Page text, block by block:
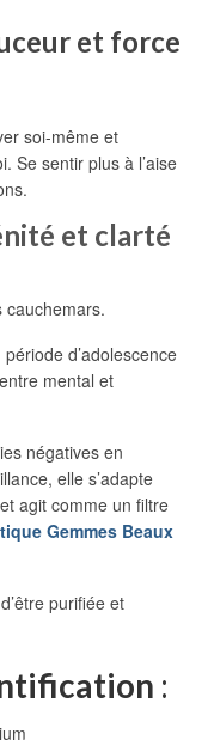
et force
soi-même et
Se sentir plus à l’aise
et clarté
cauchemars.
d’adolescence
mental et
négatives en
elle s’adapte
agit comme un filtre
Gemmes Beaux
purifiée et
: